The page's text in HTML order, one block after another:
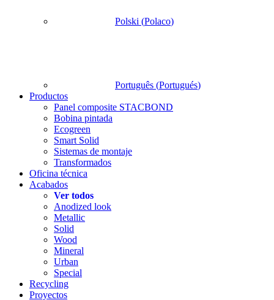
Polski (Polaco)
Português (Portugués)
Productos
Panel composite STACBOND
Bobina pintada
Ecogreen
Smart Solid
Sistemas de montaje
Transformados
Oficina técnica
Acabados
Ver todos
Anodized look
Metallic
Solid
Wood
Mineral
Urban
Special
Recycling
Proyectos